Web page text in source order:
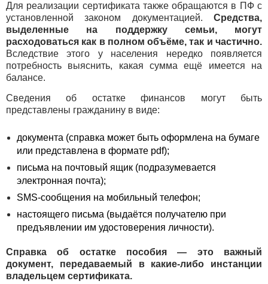
Для реализации сертификата также обращаются в ПФ с
установленной законом документацией. Средства,
выделенные на поддержку семьи, могут
расходоваться как в полном объёме, так и частично.
Вследствие этого у населения нередко появляется
потребность выяснить, какая сумма ещё имеется на
балансе.
Сведения об остатке финансов могут быть
представлены гражданину в виде:
документа (справка может быть оформлена на бумаге
или представлена в формате pdf);
письма на почтовый ящик (подразумевается
электронная почта);
SMS-сообщения на мобильный телефон;
настоящего письма (выдаётся получателю при
предъявлении им удостоверения личности).
Справка об остатке пособия — это важный
документ, передаваемый в какие-либо инстанции
владельцем сертификата.